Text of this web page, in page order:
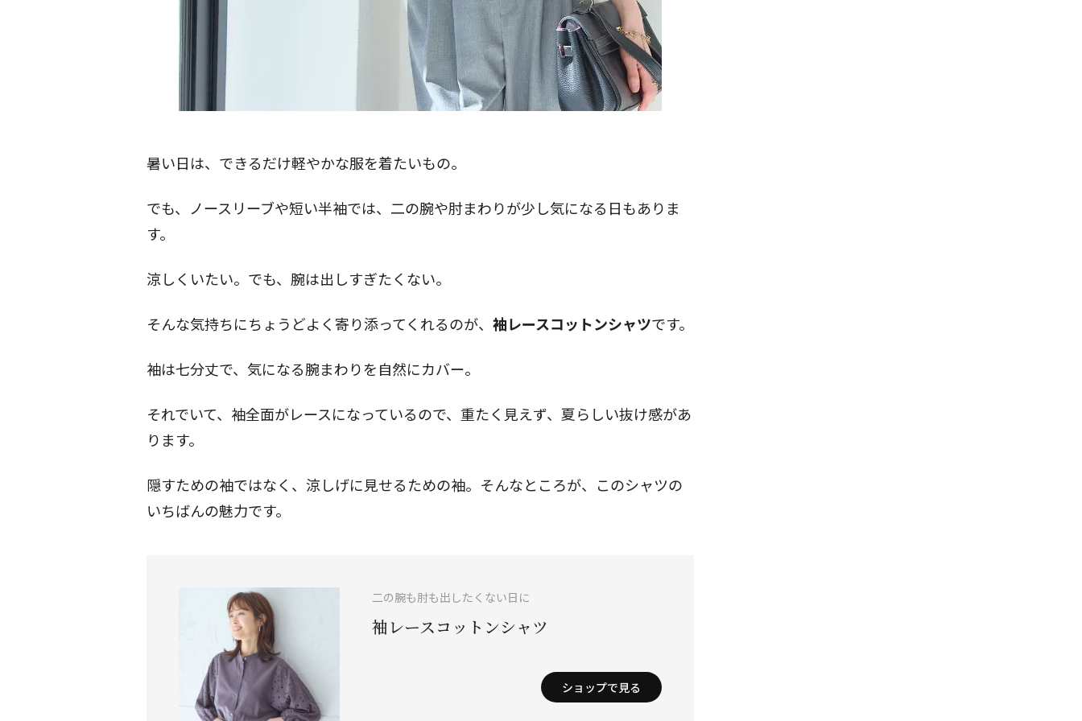
暑い日は、できるだけ軽やかな服を着たいもの。
でも、ノースリーブや短い半袖では、二の腕や肘まわりが少し気になる日もありま
す。
涼しくいたい。でも、腕は出しすぎたくない。
そんな気持ちにちょうどよく寄り添ってくれるのが、 袖レースコットンシャツです。
袖は七分丈で、気になる腕まわりを自然にカバー。
それでいて、袖全面がレースになっているので、重たく見えず、夏らしい抜け感があ
ります。
隠すための袖ではなく、涼しげに見せるための袖。そんなところが、このシャツの
いちばんの魅力です。
二の腕も肘も出したくない日に
袖レースコットンシャツ
ショップで見る